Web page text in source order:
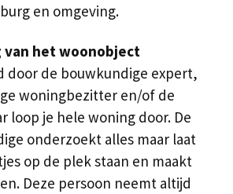
en omgeving.
van het woonobject
door de bouwkundige expert,
woningbezitter en/of de
loop je hele woning door. De
onderzoekt alles maar laat
op de plek staan en maakt
Deze persoon neemt altijd